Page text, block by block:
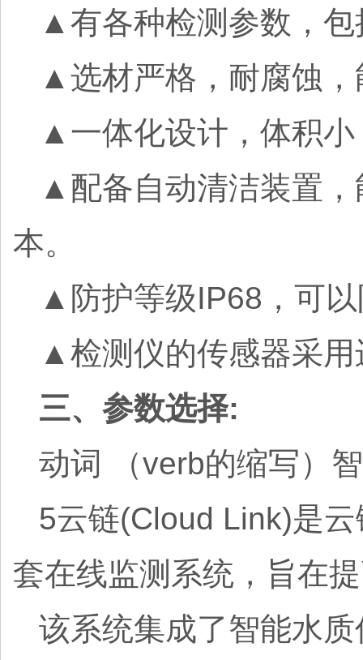
▲有各种检测参数，
▲选材严格，耐腐蚀
▲一体化设计，体积
▲配备自动清洁装置
本。
▲防护等级IP68，可
▲检测仪的传感器采
三、参数选择:
动词 （verb的缩写）
5云链(Cloud Link)是
套在线监测系统，旨在
该系统集成了智能水